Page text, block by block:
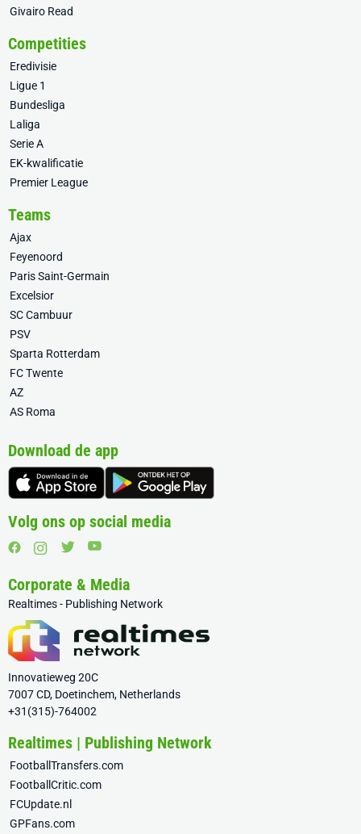
Givairo Read
Competities
Eredivisie
Ligue 1
Bundesliga
Laliga
Serie A
EK-kwalificatie
Premier League
Teams
Ajax
Feyenoord
Paris Saint-Germain
Excelsior
SC Cambuur
PSV
Sparta Rotterdam
FC Twente
AZ
AS Roma
Download de app
Volg ons op social media
Corporate & Media
Realtimes - Publishing Network
Innovatieweg 20C
7007 CD, Doetinchem, Netherlands
+31(315)-764002
Realtimes | Publishing Network
FootballTransfers.com
FootballCritic.com
FCUpdate.nl
GPFans.com